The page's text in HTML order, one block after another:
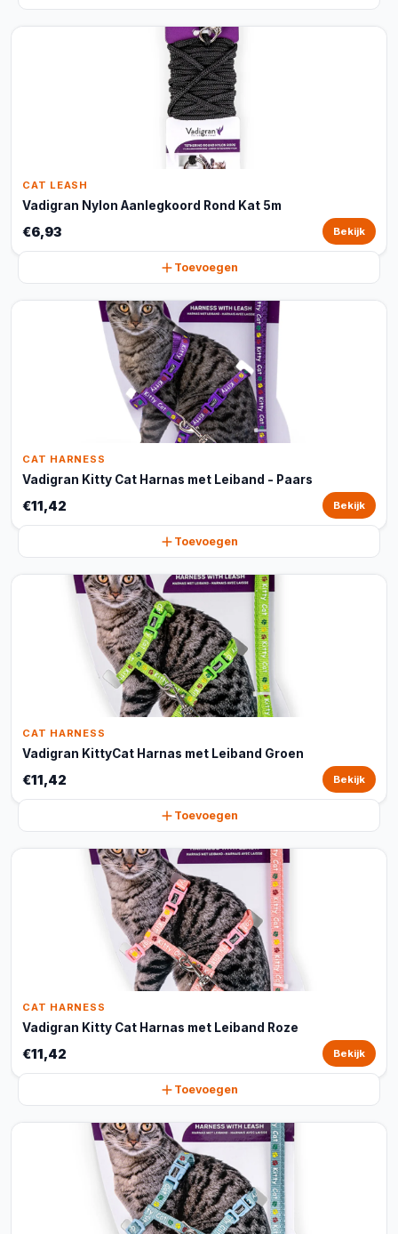
CAT LEASH
Vadigran Nylon Aanlegkoord Rond Kat 5m
€6,93 Bekijk
Toevoegen
CAT HARNESS
Vadigran Kitty Cat Harnas met Leiband - Paars
€11,42 Bekijk
Toevoegen
CAT HARNESS
Vadigran KittyCat Harnas met Leiband Groen
€11,42 Bekijk
Toevoegen
CAT HARNESS
Vadigran Kitty Cat Harnas met Leiband Roze
€11,42 Bekijk
Toevoegen